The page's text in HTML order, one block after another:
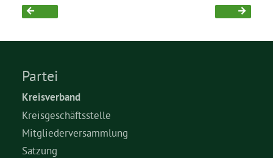
Kontakt
Partei
Kreisverband
Kreisgeschäftsstelle
Mitgliederversammlung
Satzung